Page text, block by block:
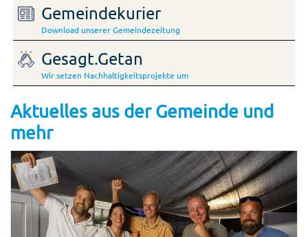
Gemeindekurier
Download unserer Gemeindezeitung
Gesagt.Getan
Wir setzen Nachhaltigkeitsprojekte um
Aktuelles aus der Gemeinde und
mehr